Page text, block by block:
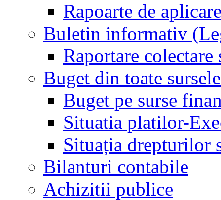
Rapoarte de
Buletin informativ
Raportare colectare
Buget din toate
Buget pe surse
Situatia platilor-
Situația drepturilor
Bilanturi contabile
Achizitii publice